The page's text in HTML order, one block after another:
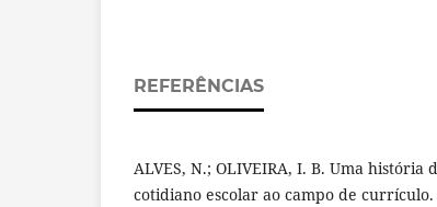
REFERÊNCIAS
ALVES, N.; OLIVEIRA, I. B. Uma
cotidiano escolar ao campo de currículo.